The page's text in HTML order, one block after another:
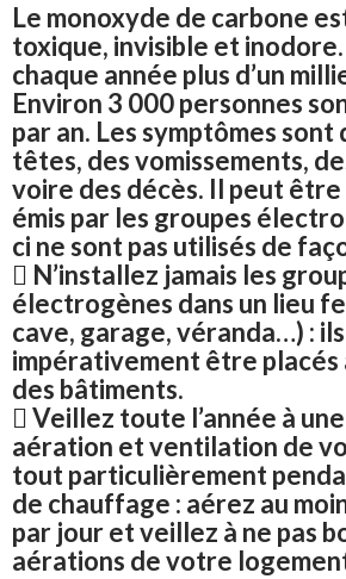
Le monoxyde de carbone
toxique, invisible et
chaque année plus d’un
Environ 3 000 personnes
par an. Les symptômes sont
têtes, des vomissements,
voire des décès. Il peut
émis par les groupes
ci ne sont pas utilisés de
 N’installez jamais les
électrogènes dans un lieu
cave, garage, véranda…) :
impérativement être placés
des bâtiments.
 Veillez toute l’année à
aération et ventilation de
tout particulièrement
de chauffage : aérez au
par jour et veillez à ne pas
aérations de votre